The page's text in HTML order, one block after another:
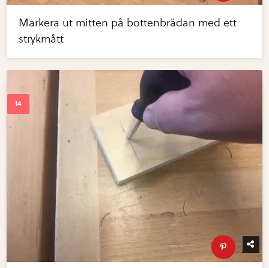
Markera ut mitten på bottenbrädan med ett
strykmått